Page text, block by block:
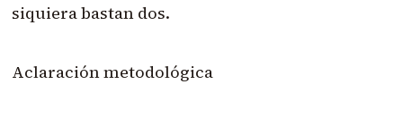
siquiera bastan dos.
Aclaración metodológica